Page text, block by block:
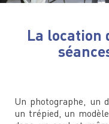
La location
Un photographe, un
un trépied, un